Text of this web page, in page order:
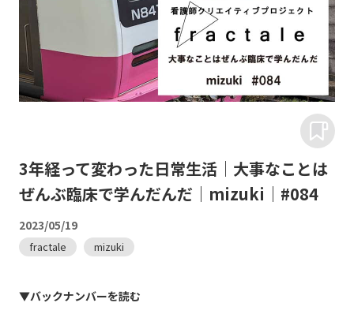
3年経って変わった日常生活｜大事なことは
ぜんぶ臨床で学んだんだ｜mizuki｜#084
2023/05/19
fractale mizuki
▼バックナンバーを読む